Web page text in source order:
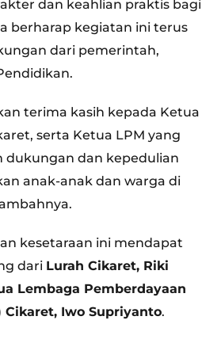
dan keahlian praktis bagi
berharap kegiatan ini terus
dari pemerintah,
terima kasih kepada Ketua
serta Ketua LPM yang
dukungan dan kepedulian
anak-anak dan warga di
kesetaraan ini mendapat
dari Lurah Cikaret, Riki
Lembaga Pemberdayaan
Cikaret, Iwo Supriyanto.